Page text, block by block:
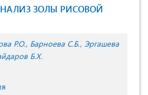
ЗОЛЫ РИСОВОЙ
Р.О. Барноева С.Б. Эргашева
Б.Х.